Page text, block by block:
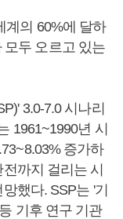
계의 60%에 달하
모두 오르고 있는
3.0-7.0 시나리
1961~1990년 시
증가하
까지 걸리는 시
했다. SSP는 '기
기후 연구 기관